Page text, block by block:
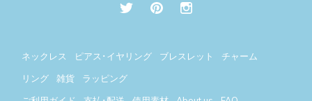
ネックレス ピアス･イヤリング ブレスレット
チャーム
リング
雑貨
ラッピング